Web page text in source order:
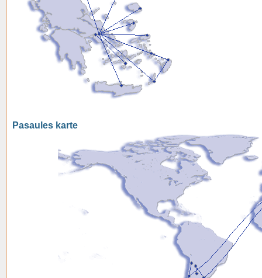
Pasaules karte